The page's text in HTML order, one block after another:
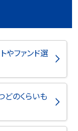
やファンド選
どのくらいも